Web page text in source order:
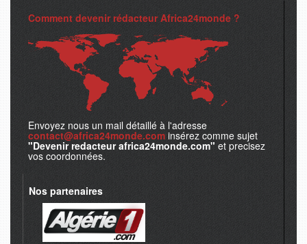
Comment devenir rédacteur Africa24monde ?
Envoyez nous un mail détaillé à l'adresse
contact@africa24monde.com insérez comme sujet
"Devenir redacteur africa24monde.com" et precisez
vos coordonnées.
Nos partenaires